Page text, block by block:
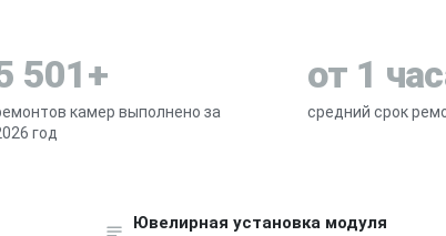
501+
камер выполнено за
год
от 1
средний срок
Ювелирная установка модуля